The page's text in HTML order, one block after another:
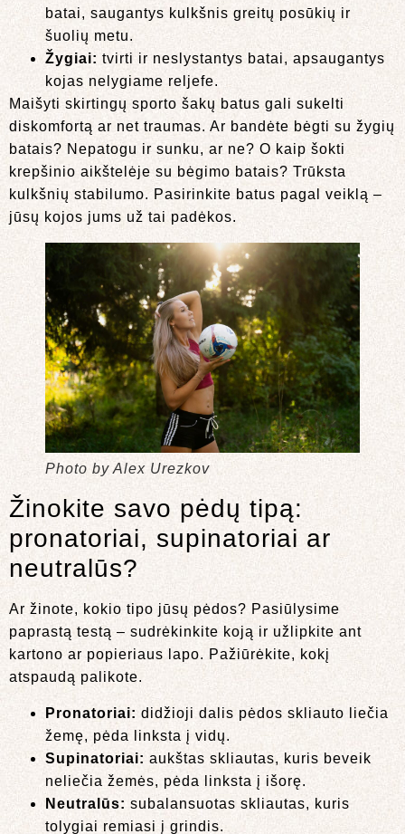
batai, saugantys kulkšnis greitų posūkių ir
šuolių metu.
Žygiai: tvirti ir neslystantys batai, apsaugantys
kojas nelygiame reljefe.
Maišyti skirtingų sporto šakų batus gali sukelti
diskomfortą ar net traumas. Ar bandėte bėgti su žygių
batais? Nepatogu ir sunku, ar ne? O kaip šokti
krepšinio aikštelėje su bėgimo batais? Trūksta
kulkšnių stabilumo. Pasirinkite batus pagal veiklą –
jūsų kojos jums už tai padėkos.
Photo by Alex Urezkov
Žinokite savo pėdų tipą:
pronatoriai, supinatoriai ar
neutralūs?
Ar žinote, kokio tipo jūsų pėdos? Pasiūlysime
paprastą testą – sudrėkinkite koją ir užlipkite ant
kartono ar popieriaus lapo. Pažiūrėkite, kokį
atspaudą palikote.
Pronatoriai: didžioji dalis pėdos skliauto liečia
žemę, pėda linksta į vidų.
Supinatoriai: aukštas skliautas, kuris beveik
neliečia žemės, pėda linksta į išorę.
Neutralūs: subalansuotas skliautas, kuris
tolygiai remiasi į grindis.